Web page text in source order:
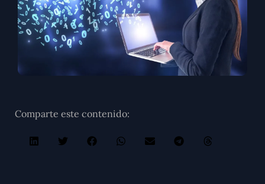
Comparte este contenido: